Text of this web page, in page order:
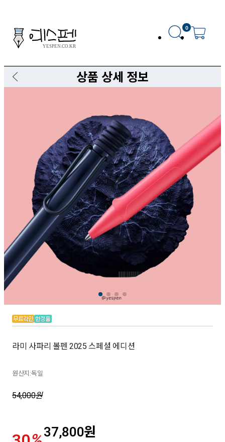
0
상품 상세 정보
라미 사파리 볼펜 2025 스페셜 에디션
원산지:독일
54,000원
37,800원